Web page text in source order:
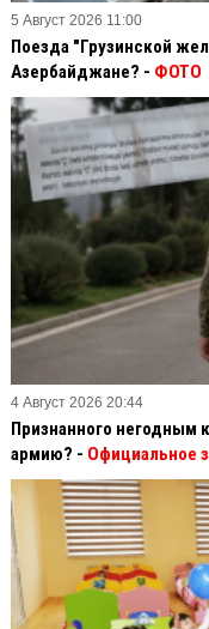
5 Август 2026 11:00
Поезда "Грузинской
Азербайджане? - ФОТО
4 Август 2026 20:44
Признанного негодным
армию? - Официальное